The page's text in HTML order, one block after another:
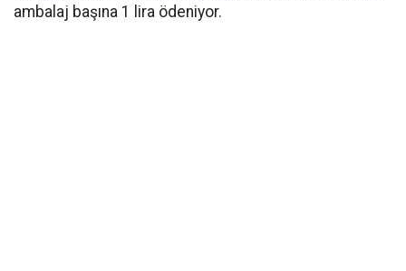
ambalaj başına 1 lira ödeniyor.